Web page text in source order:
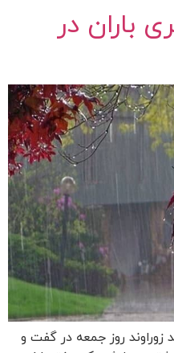
باران در
زوراوند روز جمعه در گفت و